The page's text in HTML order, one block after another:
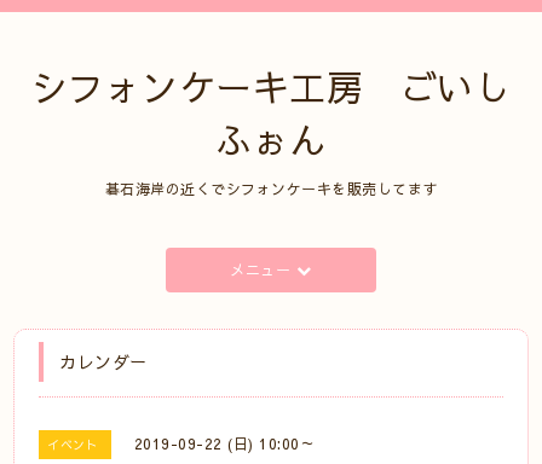
シフォンケーキ工房 ごいし
ふぉん
碁石海岸の近くでシフォンケーキを販売してます
メニュー
カレンダー
イベント 2019-09-22 (日) 10:00～